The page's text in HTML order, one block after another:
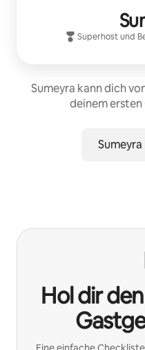
Superhost und
Sumeyra kann dich
deinem
Hol dir